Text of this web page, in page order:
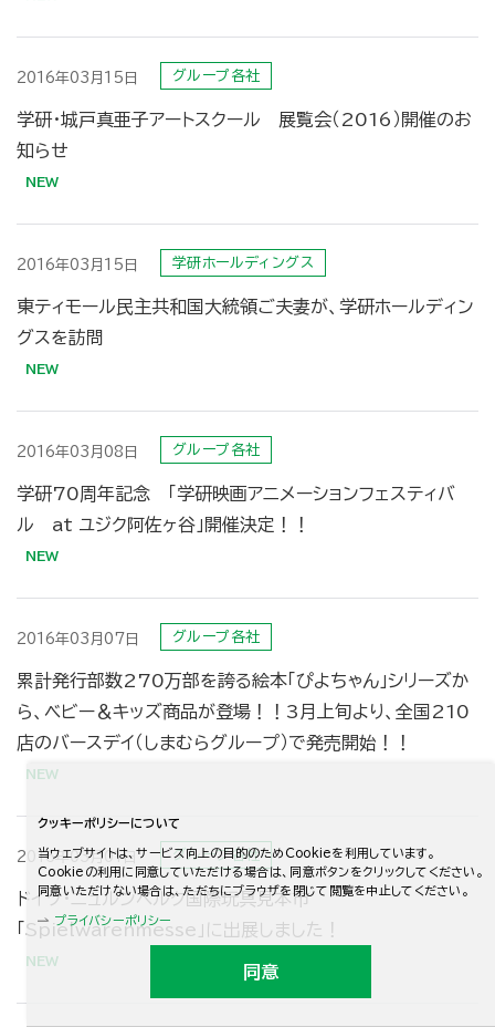
2016年03月15日 グループ各社
学研・城戸真亜子アートスクール 展覧会（2016）開催のお
知らせ
2016年03月15日 学研ホールディングス
東ティモール民主共和国大統領ご夫妻が、学研ホールディン
グスを訪問
2016年03月08日 グループ各社
学研70周年記念 「学研映画アニメーションフェスティバ
ル at ユジク阿佐ヶ谷」開催決定！！
2016年03月07日 グループ各社
累計発行部数270万部を誇る絵本「ぴよちゃん」シリーズか
ら、ベビー＆キッズ商品が登場！！3月上旬より、全国210
店のバースデイ（しまむらグループ）で発売開始！！
2016年03月01日 グループ各社
ドイツ・ニュルンベルク国際玩具見本市
「Spielwarenmesse」に出展しました！
クッキーポリシーについて
当ウェブサイトは、サービス向上の目的のためCookieを利用しています。
Cookieの利用に同意していただける場合は、同意ボタンをクリックしてください。
同意いただけない場合は、ただちにブラウザを閉じて閲覧を中止してください。
プライバシーポリシー
同意